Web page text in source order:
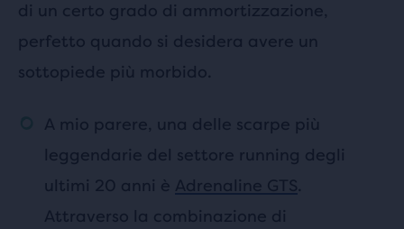
di un certo grado di ammortizzazione,
perfetto quando si desidera avere un
sottopiede più morbido.
A mio parere, una delle scarpe più
leggendarie del settore running degli
ultimi 20 anni è Adrenaline GTS.
Attraverso la combinazione di